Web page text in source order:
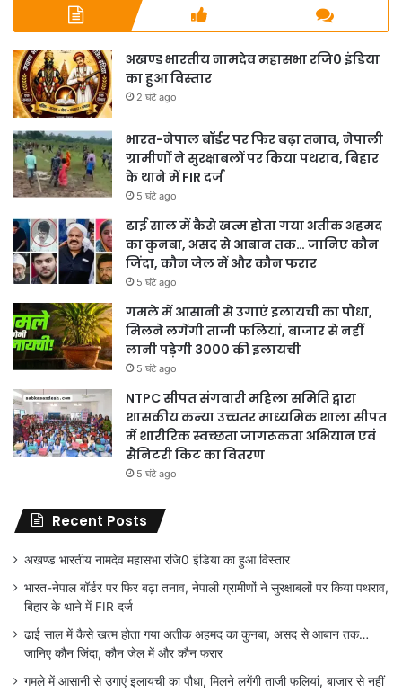
अखण्ड भारतीय नामदेव महासभा रजि0 इंडिया
का हुआ विस्तार
2 घंटे ago
भारत-नेपाल बॉर्डर पर फिर बढ़ा तनाव, नेपाली
ग्रामीणों ने सुरक्षाबलों पर किया पथराव, बिहार
के थाने में FIR दर्ज
5 घंटे ago
ढाई साल में कैसे खत्म होता गया अतीक अहमद
का कुनबा, असद से आबान तक… जानिए कौन
जिंदा, कौन जेल में और कौन फरार
5 घंटे ago
गमले में आसानी से उगाएं इलायची का पौधा,
मिलने लगेंगी ताजी फलियां, बाजार से नहीं
लानी पड़ेगी 3000 की इलायची
5 घंटे ago
NTPC सीपत संगवारी महिला समिति द्वारा
शासकीय कन्या उच्चतर माध्यमिक शाला सीपत
में शारीरिक स्वच्छता जागरूकता अभियान एवं
सैनिटरी किट का वितरण
5 घंटे ago
Recent Posts
अखण्ड भारतीय नामदेव महासभा रजि0 इंडिया का हुआ विस्तार
भारत-नेपाल बॉर्डर पर फिर बढ़ा तनाव, नेपाली ग्रामीणों ने सुरक्षाबलों पर किया पथराव,
बिहार के थाने में FIR दर्ज
ढाई साल में कैसे खत्म होता गया अतीक अहमद का कुनबा, असद से आबान तक…
जानिए कौन जिंदा, कौन जेल में और कौन फरार
गमले में आसानी से उगाएं इलायची का पौधा, मिलने लगेंगी ताजी फलियां, बाजार से नहीं